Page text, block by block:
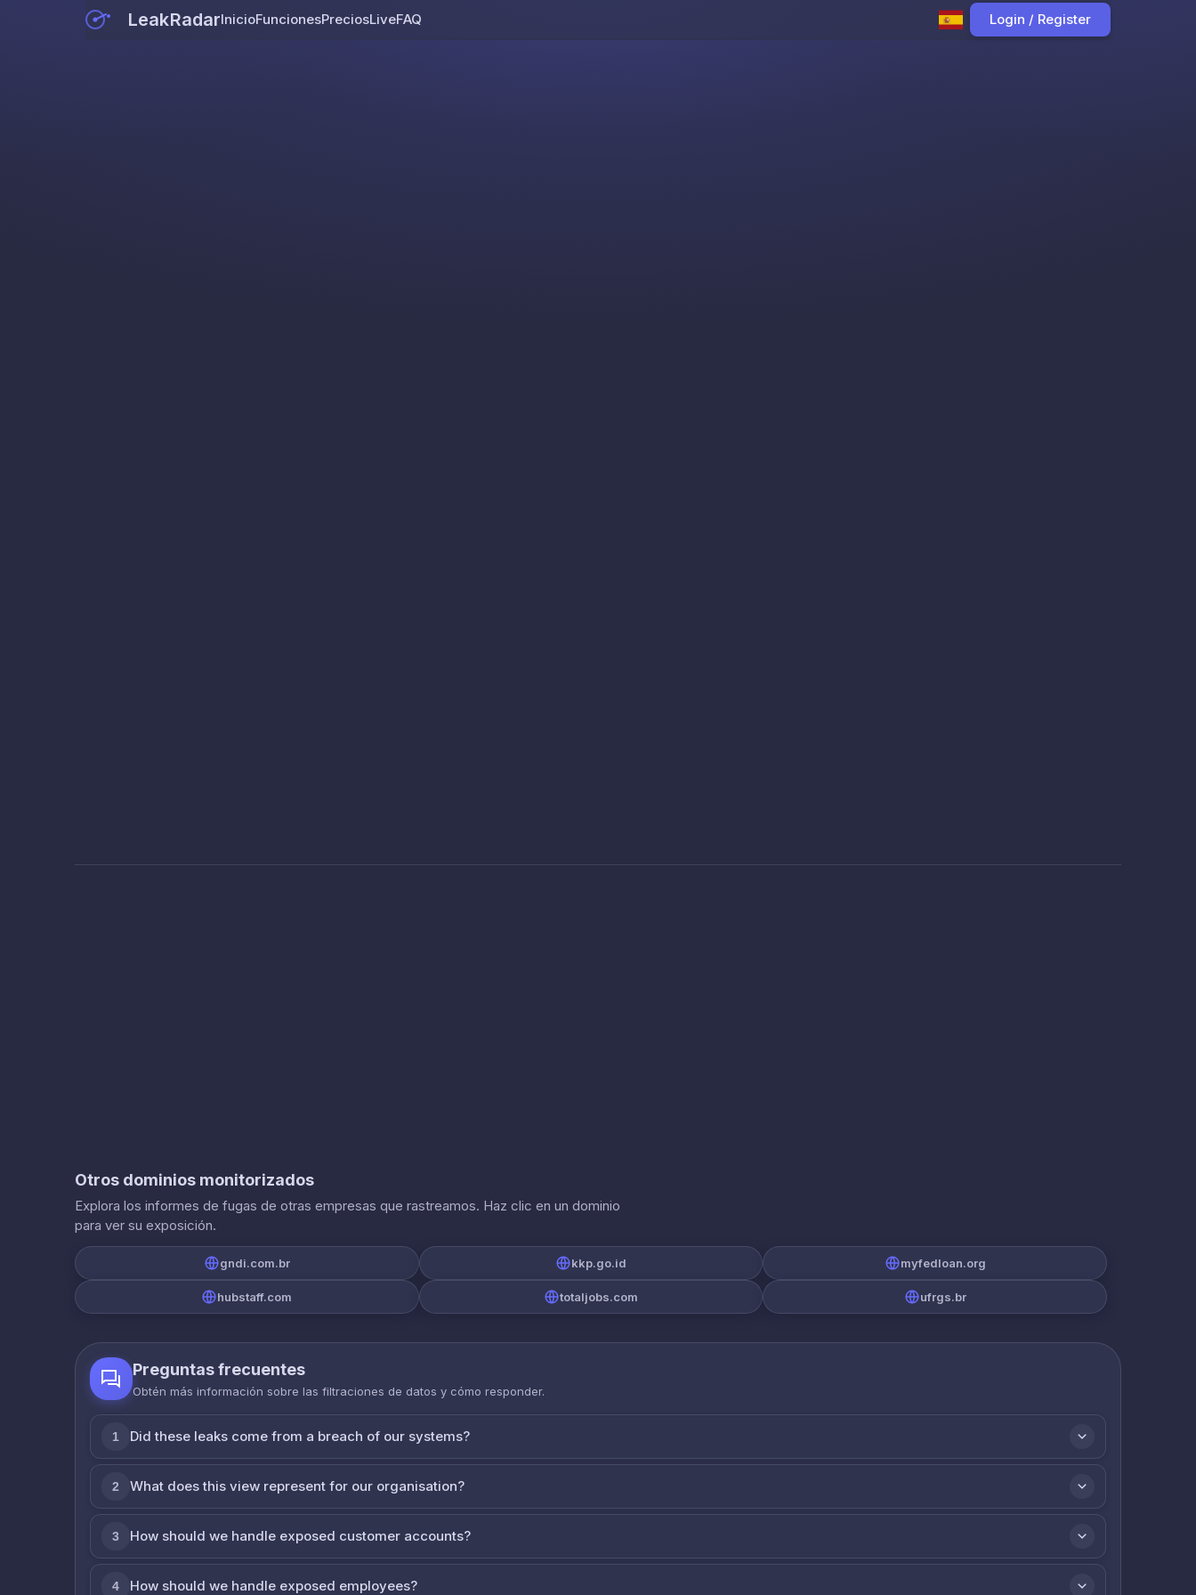
LeakRadarInicioFuncionesPreciosLiveFAQ Login / Register
Otros dominios monitorizados
Explora los informes de fugas de otras empresas que rastreamos. Haz clic en un dominio
para ver su exposición.
gndi.com.br kkp.go.id myfedloan.org
hubstaff.com totaljobs.com ufrgs.br
Preguntas frecuentes
Obtén más información sobre las filtraciones de datos y cómo responder.
1 Did these leaks come from a breach of our systems?
2 What does this view represent for our organisation?
3 How should we handle exposed customer accounts?
4 How should we handle exposed employees?